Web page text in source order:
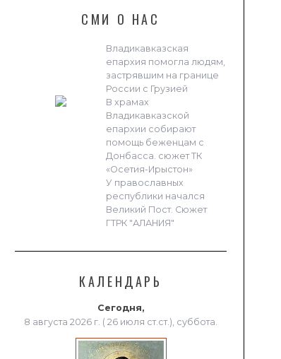
СМИ О НАС
Владикавказская
епархия помогла людям,
застрявшим на границе
России с Грузией
В храмах
Владикавказской
епархии собирают
помощь беженцам с
Донбасса. сюжет ТК
«Осетия-Ирыстон»
У православных
республики начался
Великий Пост. Сюжет
ГТРК "АЛАНИЯ"
КАЛЕНДАРЬ
Сегодня,
8 августа 2026 г. ( 26 июля ст.ст.), суббота.